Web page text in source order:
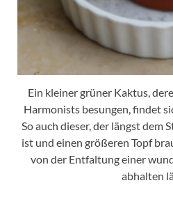
Ein kleiner grüner Kaktus,
Harmonists besungen, findet
So auch dieser, der längst dem
ist und einen größeren Topf
von der Entfaltung einer
abhalten